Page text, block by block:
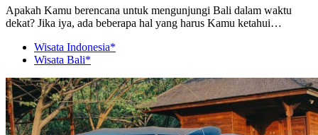
Apakah Kamu berencana untuk mengunjungi Bali dalam waktu
dekat? Jika iya, ada beberapa hal yang harus Kamu ketahui…
Wisata Indonesia*
Wisata Bali*